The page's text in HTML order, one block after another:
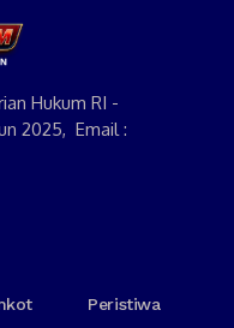
Hukum RI -
2025, Email :
Peristiwa